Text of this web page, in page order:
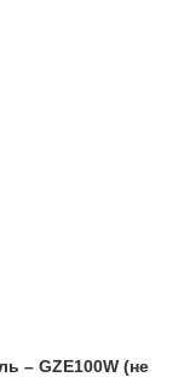
– GZE100W (не